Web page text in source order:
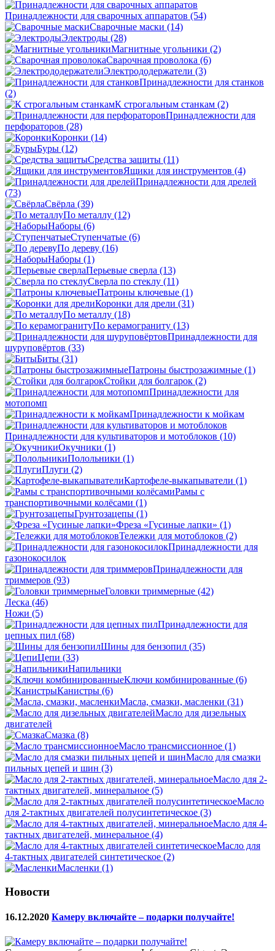
Принадлежности для сварочных аппаратов (54)
Сварочные маски (14)
Электроды (28)
Магнитные угольники (2)
Сварочная проволока (6)
Электрододержатели (3)
Принадлежности для станков
(2)
К строгальным станкам (2)
Принадлежности для
перфораторов (28)
Коронки (14)
Буры (12)
Средства защиты (11)
Ящики для инструментов (4)
Принадлежности для дрелей
(73)
Свёрла (39)
По металлу (12)
Наборы (6)
Ступенчатые (6)
По дереву (16)
Наборы (1)
Перьевые сверла (13)
Сверла по стеклу (11)
Патроны ключевые (1)
Коронки для дрели (31)
По металлу (18)
По керамограниту (13)
Принадлежности для
шуруповёртов (33)
Биты (31)
Патроны быстрозажимные (1)
Стойки для болгарок (2)
Принадлежности для
мотопомп
Принадлежности к мойкам
Принадлежности для культиваторов и мотоблоков (10)
Окучники (1)
Полольники (1)
Плуги (2)
Картофеле-выкапыватели (1)
Рамы с
транспортивочными колёсами (1)
Грунтозацепы (1)
Фреза «Гусиные лапки» (1)
Тележки для мотоблоков (2)
Принадлежности для
газонокосилок
Принадлежности для
триммеров (93)
Головки триммерные (42)
Леска (46)
Ножи (5)
Принадлежности для
цепных пил (68)
Шины для бензопил (35)
Цепи (33)
Напильники
Ключи комбинированные (6)
Канистры (6)
Масла, смазки, масленки (31)
Масло для дизельных
двигателей
Смазка (8)
Масло трансмиссионное (1)
Масло для смазки
пильных цепей и шин (3)
Масло для 2-
тактных двигателей, минеральное (5)
Масло
для 2-тактных двигателей полусинтетическое (3)
Масло для 4-
тактных двигателей, минеральное (4)
Масло для
4-тактных двигателей синтетическое (2)
Масленки (1)
Новости
16.12.2020 Камеру включайте – подарки получайте!